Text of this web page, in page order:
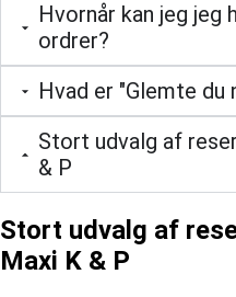
Hvornår kan jeg jeg
ordrer?
Hvad er "Glemte du
Stort udvalg af
& P
Stort udvalg af
Maxi K & P